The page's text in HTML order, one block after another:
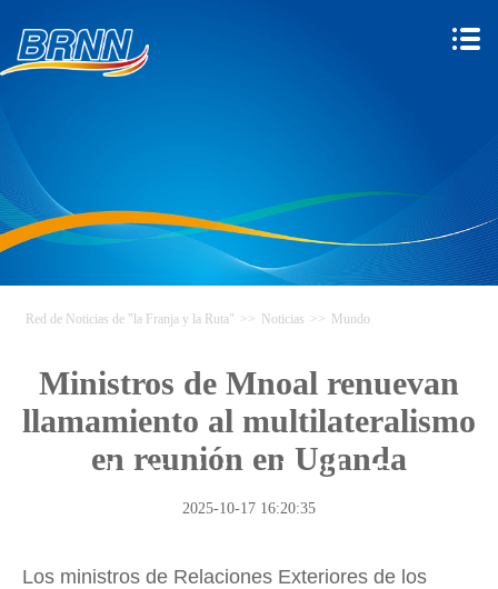
Red de Noticias de "la Franja y
Red de Noticias de "la Franja y la Ruta" >> Noticias >> Mundo
Ministros de Mnoal renuevan
llamamiento al multilateralismo
en reunión en Uganda
2025-10-17 16:20:35
Los ministros de Relaciones Exteriores de los